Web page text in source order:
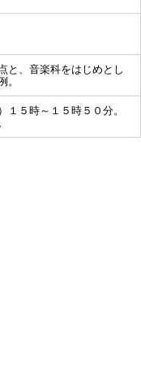
と、音楽科をはじめとし
。
１５時～１５時５０分。